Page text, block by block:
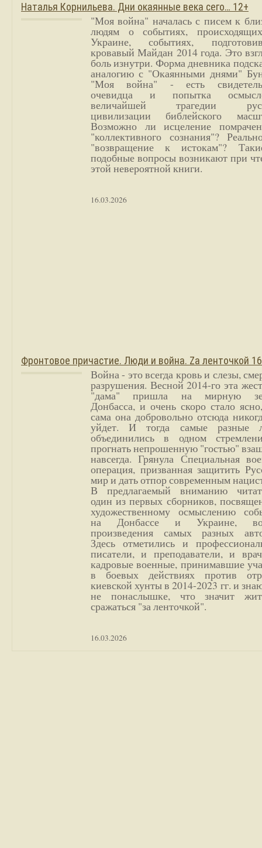
Наталья Корнильева. Дни окаянные века сего… 12+
"Моя война" началась с писем к
людям о событиях,
Украине, событиях,
кровавый Майдан 2014 года. Это
боль изнутри. Форма дневника
аналогию с "Окаянными днями"
"Моя война" - есть
очевидца и попытка
величайшей трагедии
цивилизации библейского
Возможно ли исцеление
"коллективного сознания"?
"возвращение к истокам"?
подобные вопросы возникают при
этой невероятной книги.
16.03.2026
Фронтовое причастие. Люди и война. Zа ленточкой
Война - это всегда кровь и слезы,
разрушения. Весной 2014-го эта
"дама" пришла на мирную
Донбасса, и очень скоро стало
сама она добровольно отсюда
уйдет. И тогда самые разные
объединились в одном
прогнать непрошенную "гостью"
навсегда. Грянула Специальная
операция, призванная защитить
мир и дать отпор современным
В предлагаемый вниманию
один из первых сборников,
художественному осмыслению
на Донбассе и Украине,
произведения самых разных
Здесь отметились и
писатели, и преподаватели, и
кадровые военные, принимавшие
в боевых действиях против
киевской хунты в 2014-2023 гг. и
не понаслышке, что значит
сражаться "за ленточкой".
16.03.2026